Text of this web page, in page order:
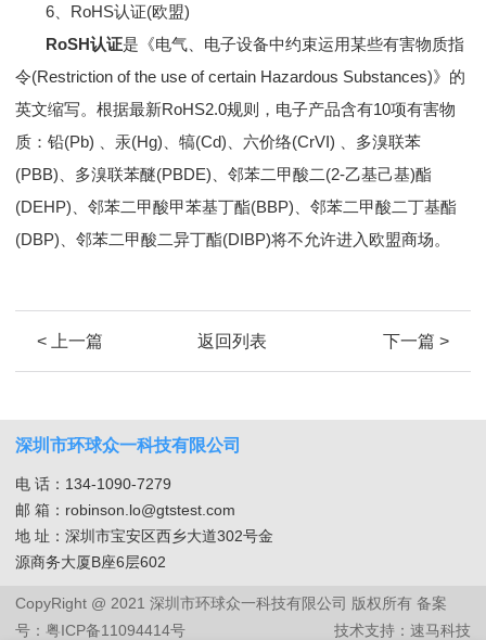
6、RoHS认证(欧盟)
RoSH认证是《电气、电子设备中约束运用某些有害物质指
令(Restriction of the use of certain Hazardous Substances)》的
英文缩写。根据最新RoHS2.0规则，电子产品含有10项有害物
质：铅(Pb) 、汞(Hg)、犒(Cd)、六价络(CrVI) 、多溴联苯
(PBB)、多溴联苯醚(PBDE)、邻苯二甲酸二(2-乙基己基)酯
(DEHP)、邻苯二甲酸甲苯基丁酯(BBP)、邻苯二甲酸二丁基酯
(DBP)、邻苯二甲酸二异丁酯(DIBP)将不允许进入欧盟商场。
< 上一篇 返回列表 下一篇 >
深圳市环球众一科技有限公司
电 话：134-1090-7279
邮 箱：robinson.lo@gtstest.com
地 址：深圳市宝安区西乡大道302号金
源商务大厦B座6层602
CopyRight @ 2021 深圳市环球众一科技有限公司 版权所有 备案
号：粤ICP备11094414号
技术支持： 速马科技